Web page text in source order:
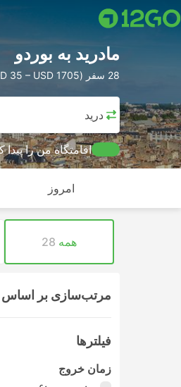
مادرید به بوردو
28 سفر (USD 35 – USD 1705)
مادرید
اقامتگاه من را پیدا
امروز
همه 28
مرتب‌سازی بر اساس
فیلتر‌ها
زمان خروج